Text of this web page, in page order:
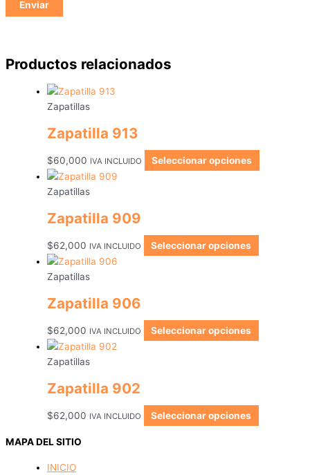
Productos relacionados
Zapatillas
Zapatilla 913
$60,000 IVA INCLUIDO Seleccionar opciones
Zapatillas
Zapatilla 909
$62,000 IVA INCLUIDO Seleccionar opciones
Zapatillas
Zapatilla 906
$62,000 IVA INCLUIDO Seleccionar opciones
Zapatillas
Zapatilla 902
$62,000 IVA INCLUIDO Seleccionar opciones
MAPA DEL SITIO
INICIO